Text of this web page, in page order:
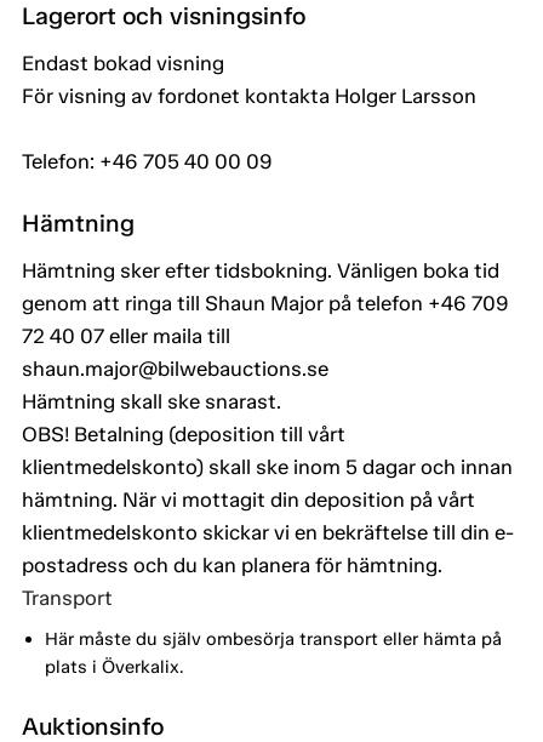
Lagerort och visningsinfo
Endast bokad visning
För visning av fordonet kontakta Holger Larsson
Telefon: +46 705 40 00 09
Hämtning
Hämtning sker efter tidsbokning. Vänligen boka tid
genom att ringa till Shaun Major på telefon +46 709
72 40 07 eller maila till
shaun.major@bilwebauctions.se
Hämtning skall ske snarast.
OBS! Betalning (deposition till vårt
klientmedelskonto) skall ske inom 5 dagar och innan
hämtning. När vi mottagit din deposition på vårt
klientmedelskonto skickar vi en bekräftelse till din e-
postadress och du kan planera för hämtning.
Transport
Här måste du själv ombesörja transport eller hämta på
plats i Överkalix.
Auktionsinfo